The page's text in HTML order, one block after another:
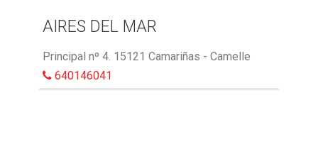
AIRES DEL MAR
Principal nº 4. 15121 Camariñas - Camelle
640146041